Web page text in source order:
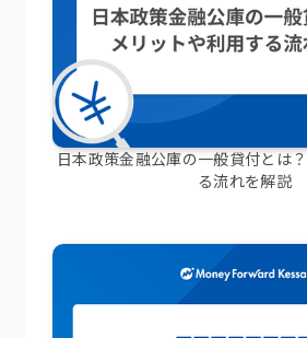
日本政策金融公庫の一般貸付とは
る流れを解説